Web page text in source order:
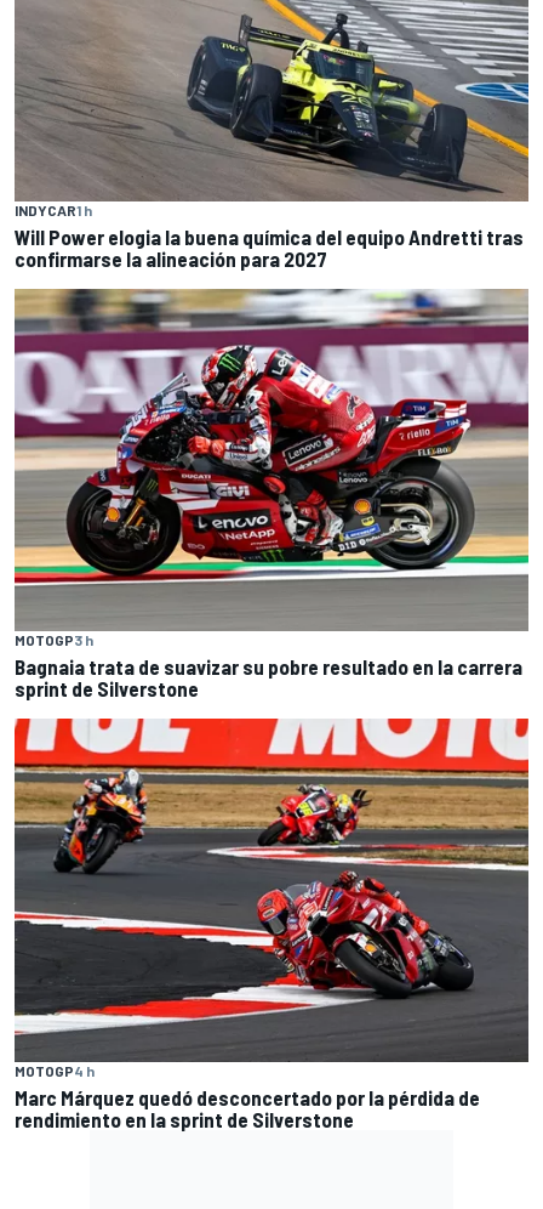
INDYCAR1 h
Will Power elogia la buena química del equipo Andretti tras
confirmarse la alineación para 2027
MOTOGP3 h
Bagnaia trata de suavizar su pobre resultado en la carrera
sprint de Silverstone
MOTOGP4 h
Marc Márquez quedó desconcertado por la pérdida de
rendimiento en la sprint de Silverstone